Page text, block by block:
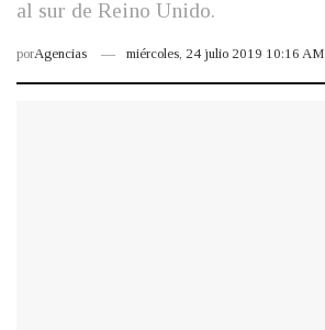
al sur de Reino Unido.
porAgencias miércoles, 24 julio 2019 10:16 AM